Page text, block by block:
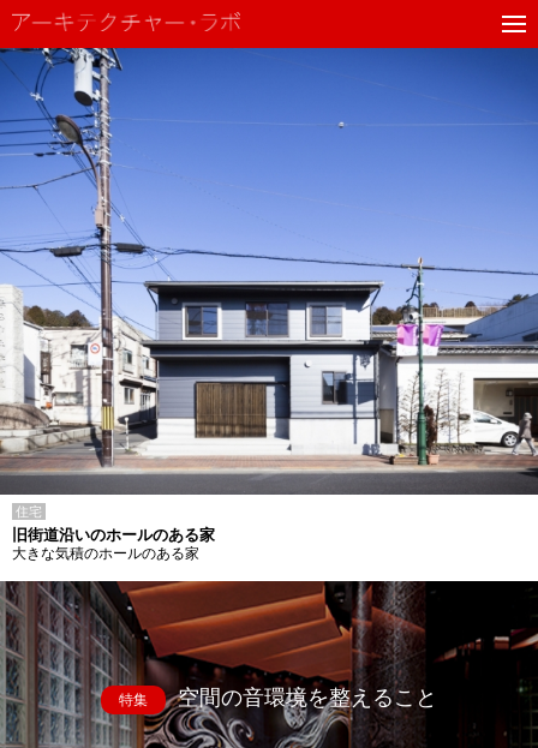
住宅
旧街道沿いのホールのある家
大きな気積のホールのある家
特集 空間の音環境を整えること